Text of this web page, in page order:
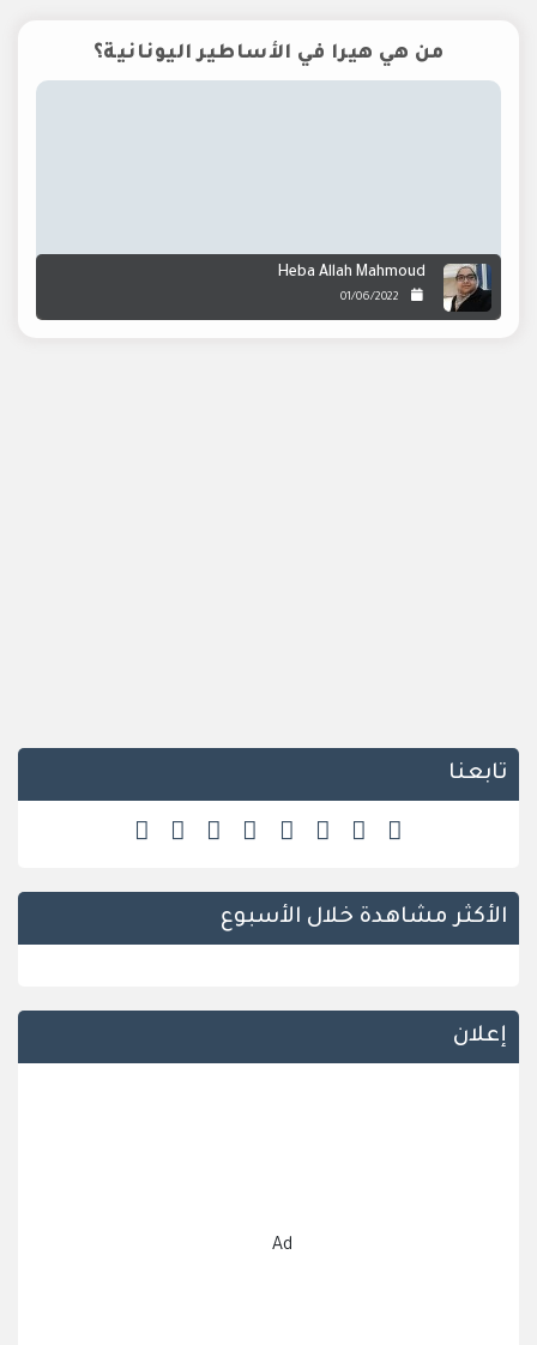
من هي هيرا في الأساطير اليونانية؟
Heba Allah Mahmoud
01/06/2022
تابعنا
الأكثر مشاهدة خلال الأسبوع
إعلان
Ad